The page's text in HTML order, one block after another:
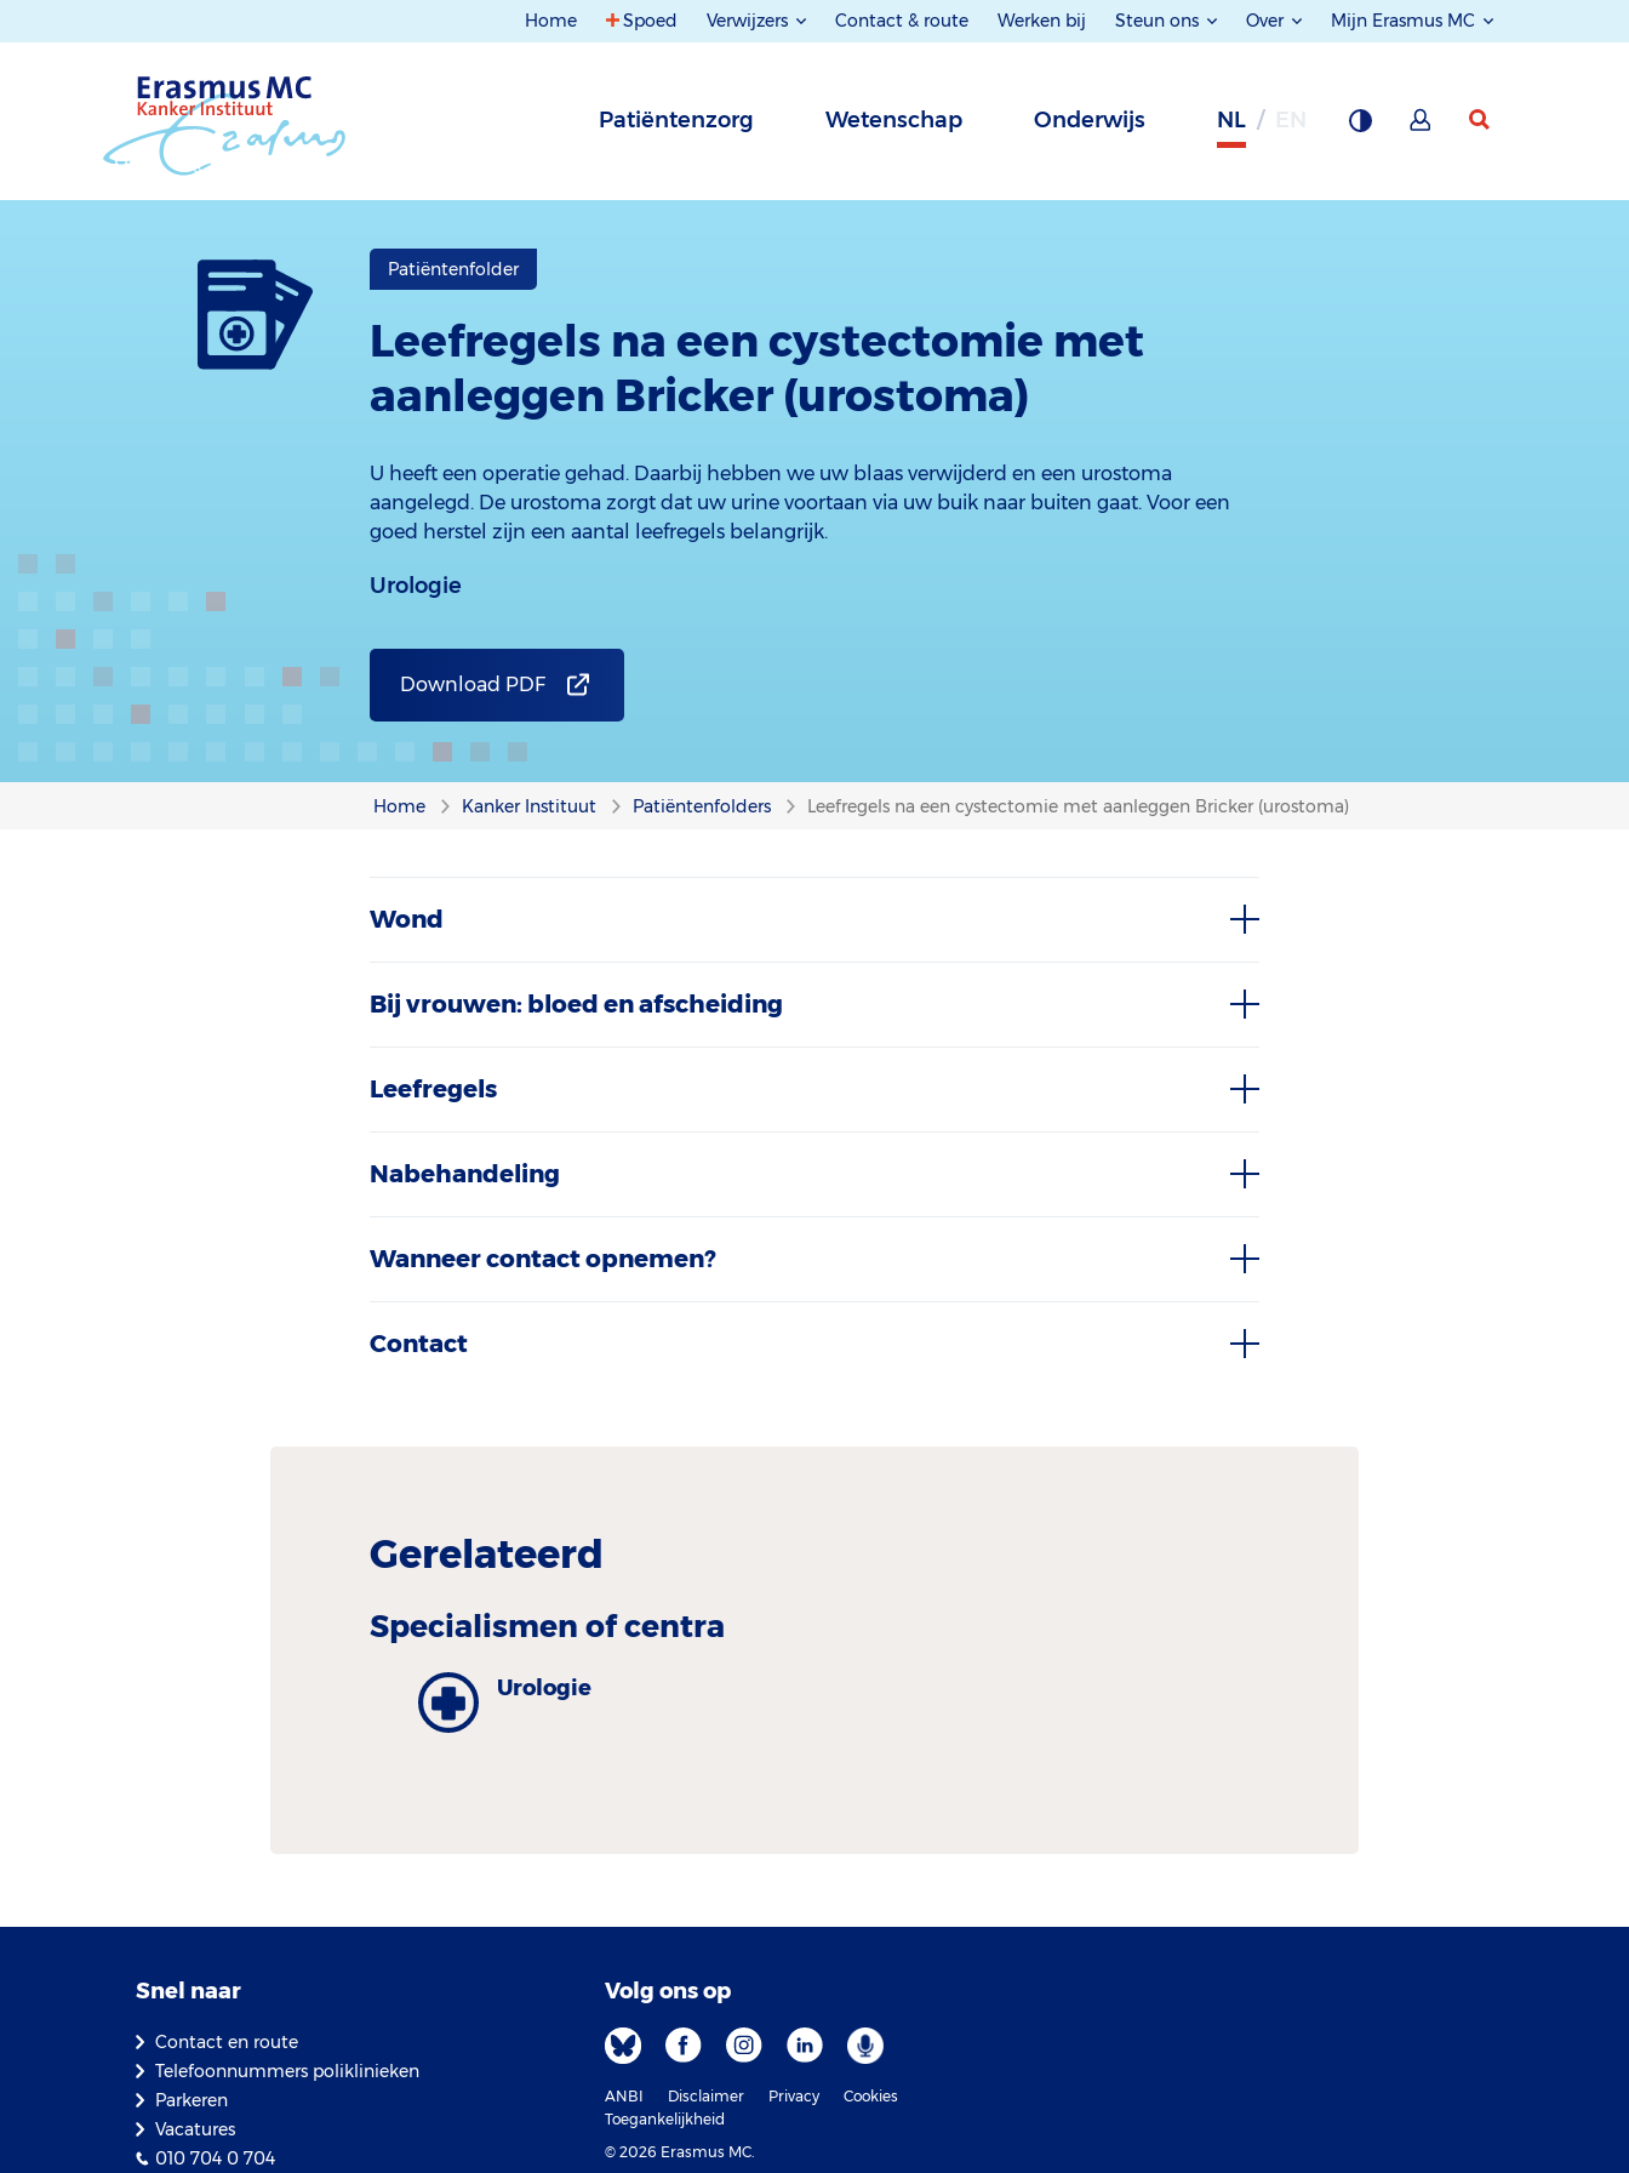
Home Spoed Verwijzers Contact & route Werken bij Steun ons Over Mijn Erasmus MC
Patiëntenzorg Wetenschap Onderwijs NL
Patiëntenfolder
Leefregels na een cystectomie met
aanleggen Bricker (urostoma)
U heeft een operatie gehad. Daarbij hebben we uw blaas verwijderd en een urostoma
aangelegd. De urostoma zorgt dat uw urine voortaan via uw buik naar buiten gaat. Voor een
goed herstel zijn een aantal leefregels belangrijk.
Urologie
Download PDF
Home Kanker Instituut Patiëntenfolders Leefregels na een cystectomie met aanleggen Bricker (urostoma)
Wond
Bij vrouwen: bloed en afscheiding
Leefregels
Nabehandeling
Wanneer contact opnemen?
Contact
Gerelateerd
Specialismen of centra
Urologie
Snel naar
Contact en route
Telefoonnummers poliklinieken
Parkeren
Vacatures
010 704 0 704
Volg ons op
ANBI Disclaimer Privacy
Cookies
Toegankelijkheid
© 2026 Erasmus MC.